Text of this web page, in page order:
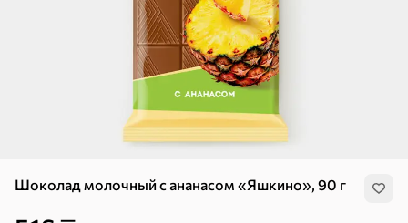
Шоколад молочный с ананасом «Яшкино», 90 г
0,5 кг
Конфета «Загорская» сливочная с какао (упаковка 0,5 кг)
771 ₸
В корзину